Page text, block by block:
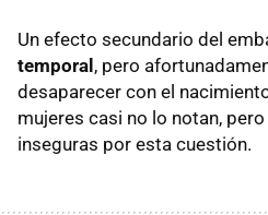
Un efecto secundario del
temporal, pero
desaparecer con el
mujeres casi no lo notan,
inseguras por esta cuestión.